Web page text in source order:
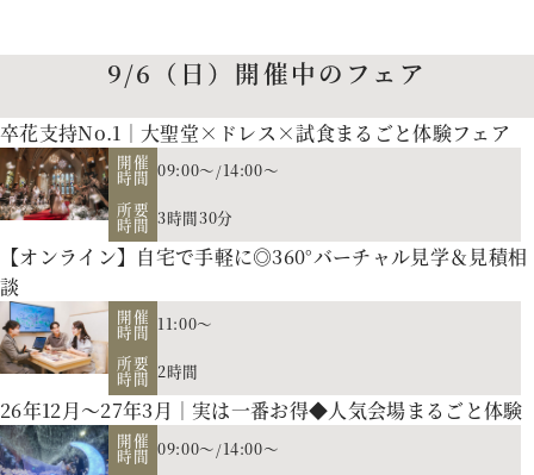
9/6（日）開催中のフェア
卒花支持No.1｜大聖堂×ドレス×試食まるごと体験フェア
開催
時間 09:00～/14:00～
所要
時間 3時間30分
【オンライン】自宅で手軽に◎360°バーチャル見学＆見積相
談
開催
時間 11:00～
所要
時間 2時間
26年12月～27年3月｜実は一番お得◆人気会場まるごと体験
開催
時間 09:00～/14:00～